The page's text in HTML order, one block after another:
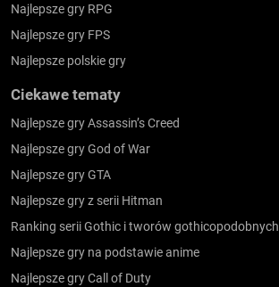
Najlepsze gry RPG
Najlepsze gry FPS
Najlepsze polskie gry
Ciekawe tematy
Najlepsze gry Assassin’s Creed
Najlepsze gry God of War
Najlepsze gry GTA
Najlepsze gry z serii Hitman
Ranking serii Gothic i tworów gothicopodobnych
Najlepsze gry na podstawie anime
Najlepsze gry Call of Duty